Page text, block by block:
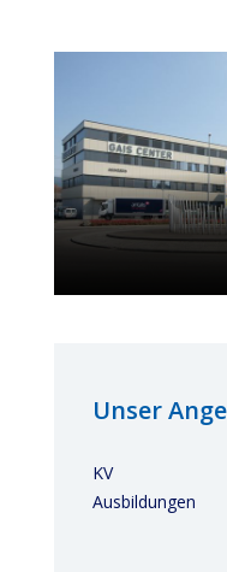
Unser
KV
Ausbildungen